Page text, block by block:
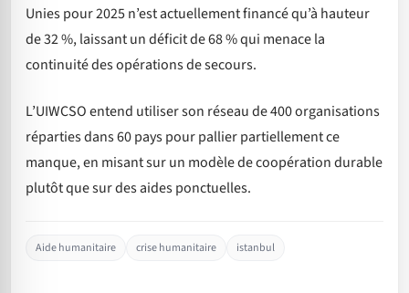
Unies pour 2025 n’est actuellement financé qu’à hauteur
de 32 %, laissant un déficit de 68 % qui menace la
continuité des opérations de secours.
L’UIWCSO entend utiliser son réseau de 400 organisations
réparties dans 60 pays pour pallier partiellement ce
manque, en misant sur un modèle de coopération durable
plutôt que sur des aides ponctuelles.
Aide humanitaire crise humanitaire istanbul